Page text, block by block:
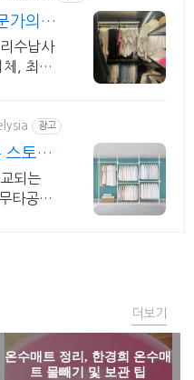
가의
수납사
, 최적
광고
스토어
되는
타공행
온수매트 정리, 한경희 온수매
트 물빼기 및 보관 팁
더보기